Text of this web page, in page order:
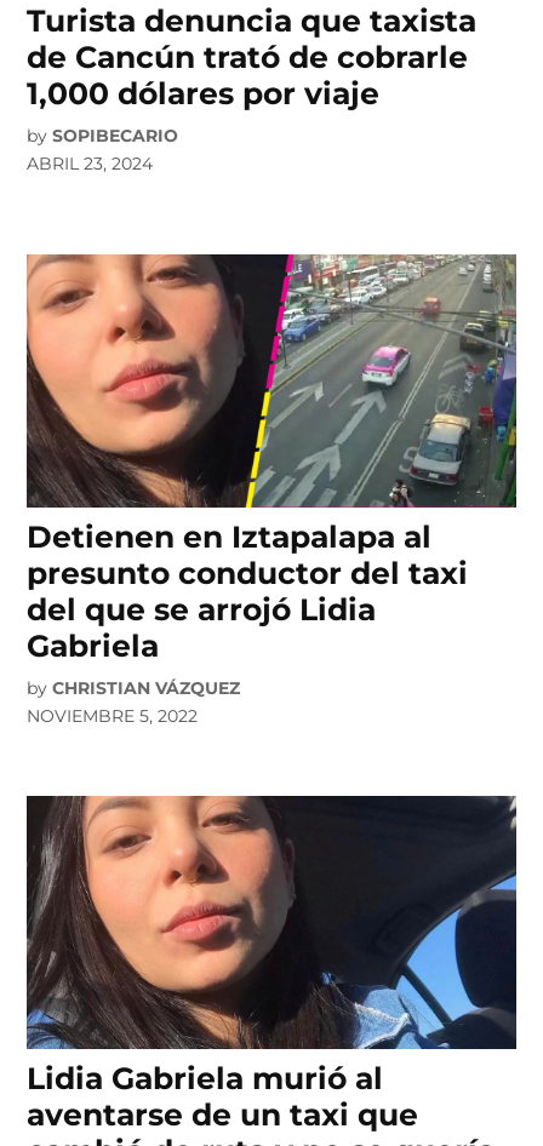
Turista denuncia que taxista
de Cancún trató de cobrarle
1,000 dólares por viaje
by SOPIBECARIO
ABRIL 23, 2024
Detienen en Iztapalapa al
presunto conductor del taxi
del que se arrojó Lidia
Gabriela
by CHRISTIAN VÁZQUEZ
NOVIEMBRE 5, 2022
Lidia Gabriela murió al
aventarse de un taxi que